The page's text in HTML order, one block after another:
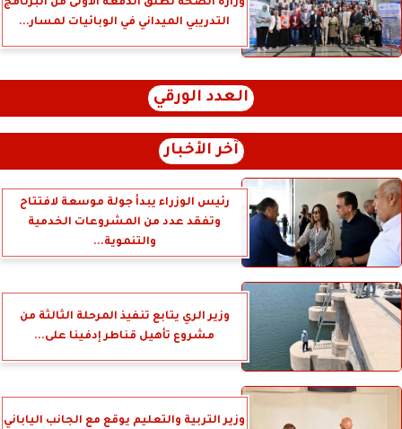
وزارة الصحة تطلق الدفعة الأولى من البرنامج
التدريبي الميداني في الوبائيات لمسار...
العدد الورقي
آخر الأخبار
رئيس الوزراء يبدأ جولة موسعة لافتتاح
وتفقد عدد من المشروعات الخدمية
والتنموية...
وزير الري يتابع تنفيذ المرحلة الثالثة من
مشروع تأهيل قناطر إدفينا على...
وزير التربية والتعليم يوقع مع الجانب الياباني